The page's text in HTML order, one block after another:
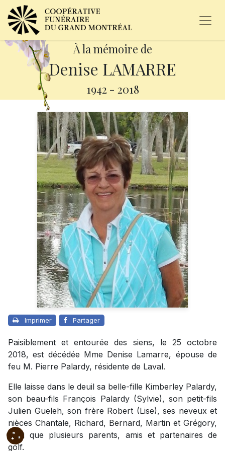
À la mémoire de
Denise LAMARRE
1942 - 2018
Imprimer Partager
Paisiblement et entourée des siens, le 25 octobre
2018, est décédée Mme Denise Lamarre, épouse de
feu M. Pierre Palardy, résidente de Laval.
Elle laisse dans le deuil sa belle-fille Kimberley Palardy,
son beau-fils François Palardy (Sylvie), son petit-fils
Julien Gueleh, son frère Robert (Lise), ses neveux et
nièces Chantale, Richard, Bernard, Martin et Grégory,
ainsi que plusieurs parents, amis et partenaires de
golf.